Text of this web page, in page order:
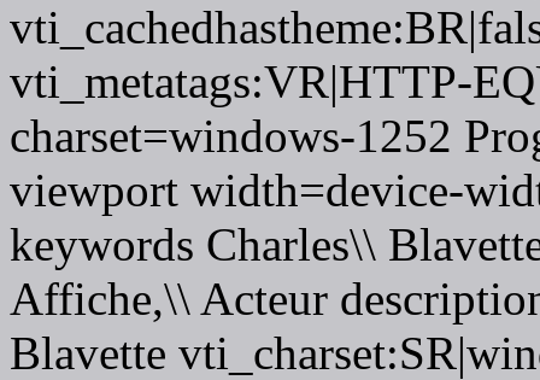
vti_metatags:VR|HTTP-
charset=windows-1252
viewport width=device-
keywords Charles\\
Affiche,\\ Acteur
Blavette